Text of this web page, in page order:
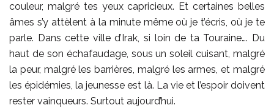
couleur, malgré tes yeux capricieux. Et certaines belles
âmes s’y attèlent à la minute même où je t’écris, où je te
parle. Dans cette ville d’Irak, si loin de ta Touraine…. Du
haut de son échafaudage, sous un soleil cuisant, malgré
la peur, malgré les barrières, malgré les armes, et malgré
les épidémies, la jeunesse est là. La vie et l’espoir doivent
rester vainqueurs. Surtout aujourd’hui.